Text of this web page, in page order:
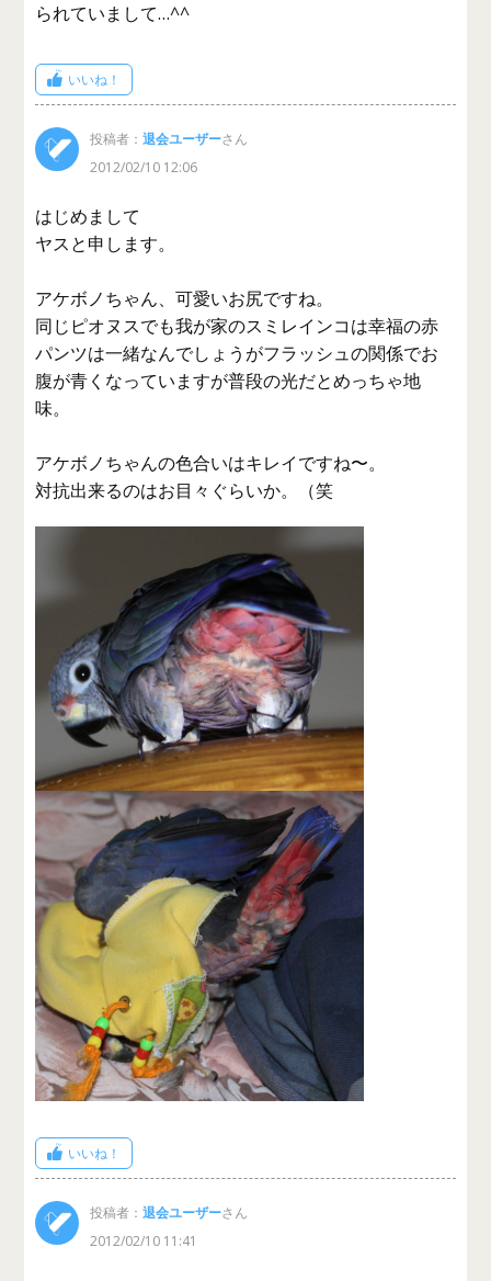
られていまして…^^
いいね！
投稿者：退会ユーザーさん
2012/02/10 12:06
はじめまして
ヤスと申します。
アケボノちゃん、可愛いお尻ですね。
同じピオヌスでも我が家のスミレインコは幸福の赤
パンツは一緒なんでしょうがフラッシュの関係でお
腹が青くなっていますが普段の光だとめっちゃ地
味。
アケボノちゃんの色合いはキレイですね〜。
対抗出来るのはお目々ぐらいか。（笑
いいね！
投稿者：退会ユーザーさん
2012/02/10 11:41